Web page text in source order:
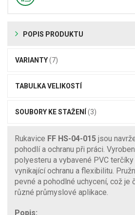
POPIS PRODUKTU
VARIANTY(7)
TABULKA VELIKOSTÍ
SOUBORY KE STAŽENÍ (3)
Rukavice FF HS-04-015 jsou
pohodlí a ochranu při práci.
polyesteru a vybavené PVC
vynikající ochranu a flexibilitu.
pevné a pohodlné uchycení, což je
různé průmyslové aplikace.
Popis: